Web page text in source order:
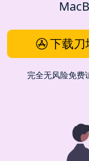
下载刀
完全无风险免